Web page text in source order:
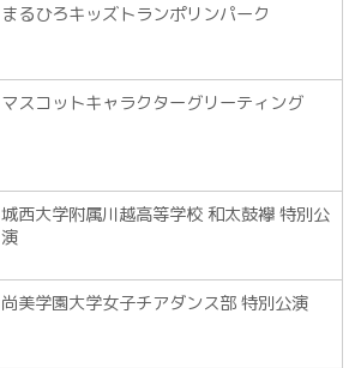
まるひろキッズトランポリンパーク
マスコットキャラクターグリーティング
城西大学附属川越高等学校 和太鼓襷 特別公
演
尚美学園大学女子チアダンス部 特別公演